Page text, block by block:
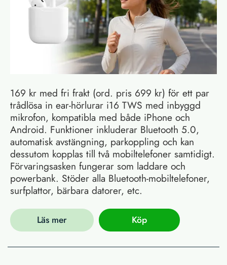
169 kr med fri frakt (ord. pris 699 kr) för ett par
trådlösa in ear-hörlurar i16 TWS med inbyggd
mikrofon, kompatibla med både iPhone och
Android. Funktioner inkluderar Bluetooth 5.0,
automatisk avstängning, parkoppling och kan
dessutom kopplas till två mobiltelefoner samtidigt.
Förvaringsasken fungerar som laddare och
powerbank. Stöder alla Bluetooth-mobiltelefoner,
surfplattor, bärbara datorer, etc.
Läs mer Köp